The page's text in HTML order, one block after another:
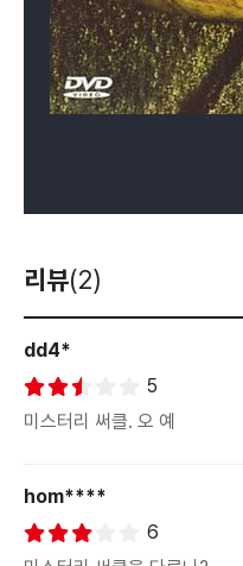
리뷰(2)
dd4*
5
미스터리 써클. 오 예
hom****
6